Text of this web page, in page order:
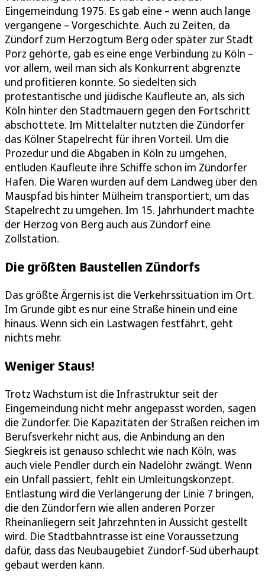
Eingemeindung 1975. Es gab eine – wenn auch lange
vergangene – Vorgeschichte. Auch zu Zeiten, da
Zündorf zum Herzogtum Berg oder später zur Stadt
Porz gehörte, gab es eine enge Verbindung zu Köln –
vor allem, weil man sich als Konkurrent abgrenzte
und profitieren konnte. So siedelten sich
protestantische und jüdische Kaufleute an, als sich
Köln hinter den Stadtmauern gegen den Fortschritt
abschottete. Im Mittelalter nutzten die Zündorfer
das Kölner Stapelrecht für ihren Vorteil. Um die
Prozedur und die Abgaben in Köln zu umgehen,
entluden Kaufleute ihre Schiffe schon im Zündorfer
Hafen. Die Waren wurden auf dem Landweg über den
Mauspfad bis hinter Mülheim transportiert, um das
Stapelrecht zu umgehen. Im 15. Jahrhundert machte
der Herzog von Berg auch aus Zündorf eine
Zollstation.
Die größten Baustellen Zündorfs
Das größte Ärgernis ist die Verkehrssituation im Ort.
Im Grunde gibt es nur eine Straße hinein und eine
hinaus. Wenn sich ein Lastwagen festfährt, geht
nichts mehr.
Weniger Staus!
Trotz Wachstum ist die Infrastruktur seit der
Eingemeindung nicht mehr angepasst worden, sagen
die Zündorfer. Die Kapazitäten der Straßen reichen im
Berufsverkehr nicht aus, die Anbindung an den
Siegkreis ist genauso schlecht wie nach Köln, was
auch viele Pendler durch ein Nadelöhr zwängt. Wenn
ein Unfall passiert, fehlt ein Umleitungskonzept.
Entlastung wird die Verlängerung der Linie 7 bringen,
die den Zündorfern wie allen anderen Porzer
Rheinanliegern seit Jahrzehnten in Aussicht gestellt
wird. Die Stadtbahntrasse ist eine Voraussetzung
dafür, dass das Neubaugebiet Zündorf-Süd überhaupt
gebaut werden kann.